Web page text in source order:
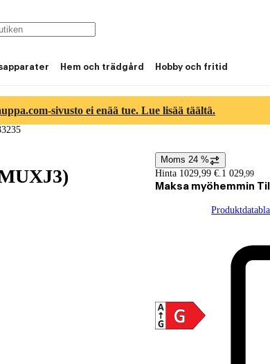
Hem och trädgård Hobby och fritid
sivusto ei enää tue. Lue lisää täältä.
Prisinformation
Moms 24 %
Hinta 1029,99 €. 1 029,99
Maksa myöhemmin